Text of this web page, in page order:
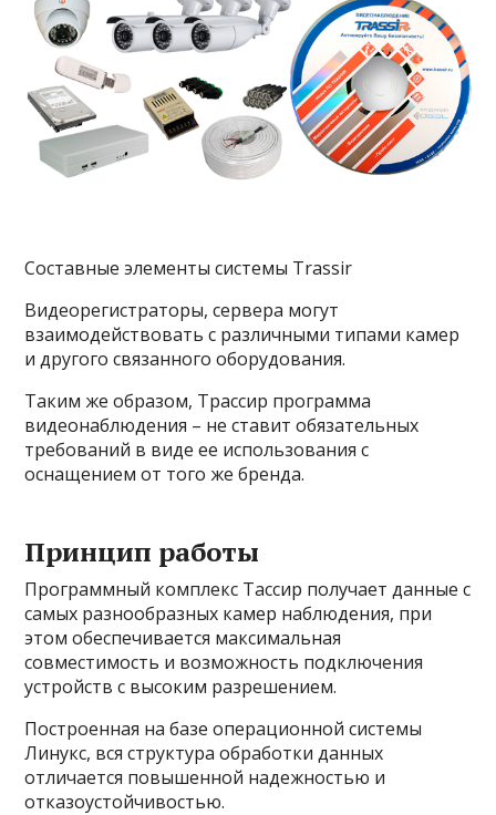
Составные элементы системы Trassir
Видеорегистраторы, сервера могут
взаимодействовать с различными типами камер
и другого связанного оборудования.
Таким же образом, Трассир программа
видеонаблюдения – не ставит обязательных
требований в виде ее использования с
оснащением от того же бренда.
Принцип работы
Программный комплекс Тассир получает данные с
самых разнообразных камер наблюдения, при
этом обеспечивается максимальная
совместимость и возможность подключения
устройств с высоким разрешением.
Построенная на базе операционной системы
Линукс, вся структура обработки данных
отличается повышенной надежностью и
отказоустойчивостью.